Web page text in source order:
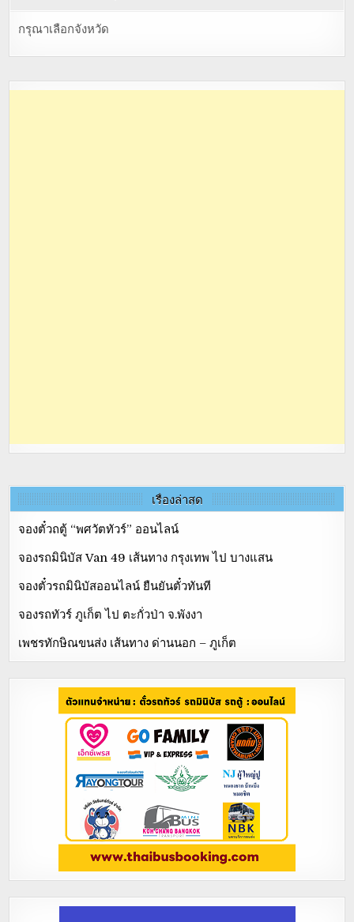
กรุณาเลือกจังหวัด
เรื่องล่าสุด
จองตั๋วถตู้ “พศวัตทัวร์” ออนไลน์
จองรถมินิบัส Van 49 เส้นทาง กรุงเทพ ไป บางแสน
จองตั๋วรถมินิบัสออนไลน์ ยืนยันตั๋วทันที
จองรถทัวร์ ภูเก็ต ไป ตะกั่วป่า จ.พังงา
เพชรทักษิณขนส่ง เส้นทาง ด่านนอก – ภูเก็ต